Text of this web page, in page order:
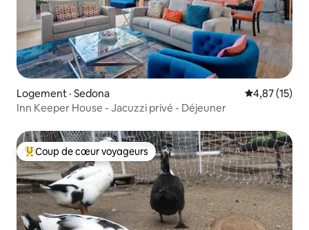
Logement · Sedona Note
4,87 (15)
Inn Keeper House - Jacuzzi privé - Déjeuner
Coup de cœur voyageurs parmi les plus aimés
Coup de cœur voyageurs